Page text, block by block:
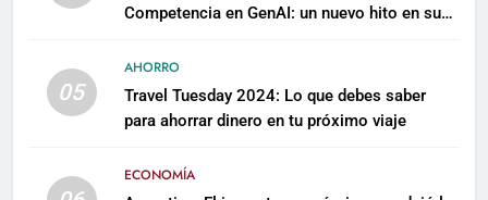
Competencia en GenAI: un nuevo hito en su
05
AHORRO
Travel Tuesday 2024: Lo que debes saber
para ahorrar dinero en tu próximo viaje
ECONOMÍA